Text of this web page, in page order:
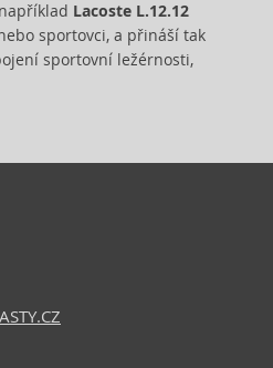
Lacoste L.12.12
sportovci, a přináší tak
sportovní ležérnosti,